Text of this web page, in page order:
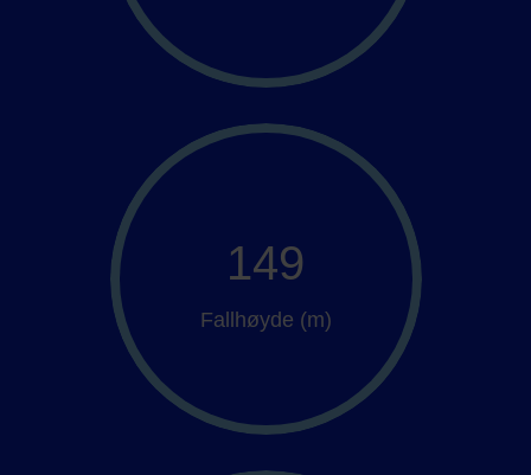
149
Fallhøyde (m)